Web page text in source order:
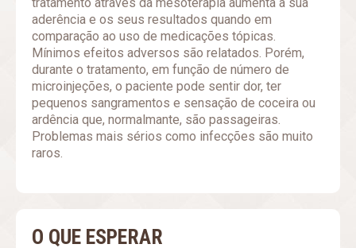
tratamento através da mesoterapia aumenta a sua
aderência e os seus resultados quando em
comparação ao uso de medicações tópicas.
Mínimos efeitos adversos são relatados. Porém,
durante o tratamento, em função de número de
microinjeções, o paciente pode sentir dor, ter
pequenos sangramentos e sensação de coceira ou
ardência que, normalmante, são passageiras.
Problemas mais sérios como infecções são muito
raros.
O QUE ESPERAR